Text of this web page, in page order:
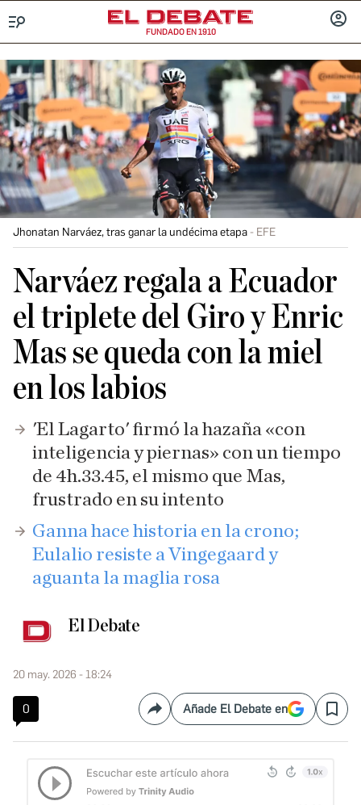
FUNDADO EN 1910
Jhonatan Narváez, tras ganar la undécima etapa EFE
Narváez regala a Ecuador
el triplete del Giro y Enric
Mas se queda con la miel
en los labios
'El Lagarto' firmó la hazaña «con
inteligencia y piernas» con un tiempo
de 4h.33.45, el mismo que Mas,
frustrado en su intento
Ganna hace historia en la crono;
Eulalio resiste a Vingegaard y
aguanta la maglia rosa
El Debate
20 may. 2026 - 18:24
0 CompartirAñade El Debate en Save